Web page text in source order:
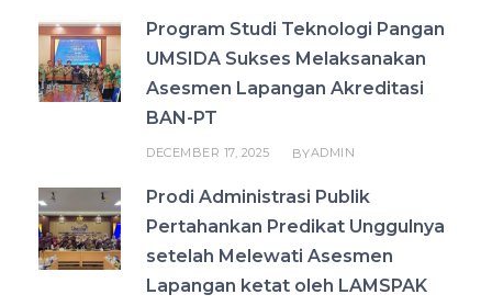
Program Studi Teknologi Pangan
UMSIDA Sukses Melaksanakan
Asesmen Lapangan Akreditasi
BAN-PT
DECEMBER 17, 2025 BYADMIN
Prodi Administrasi Publik
Pertahankan Predikat Unggulnya
setelah Melewati Asesmen
Lapangan ketat oleh LAMSPAK